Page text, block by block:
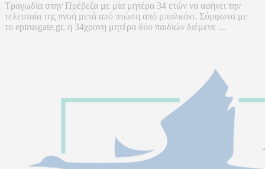
Τραγωδία στην Πρέβεζα με μία μητέρα 34 ετών να αφήνει την
τελευταία της πνοή μετά από πτώση από μπαλκόνι. Σύμφωνα με
το epirusgate.gr, η 34χρονη μητέρα δύο παιδιών διέμενε ...